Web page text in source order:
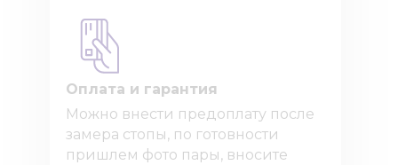
Оплата и гарантия
Можно внести предоплату после
замера стопы, по готовности
пришлем фото пары, вносите